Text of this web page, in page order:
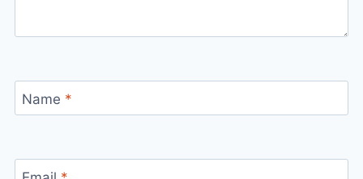
Name *